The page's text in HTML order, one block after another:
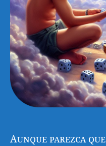
Aunque parezca que